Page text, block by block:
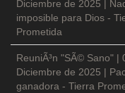
Diciembre de 2025 |
imposible para Dios -
Prometida
ReuniÃ³n "SÃ© Sano" |
Diciembre de 2025 |
ganadora - Tierra